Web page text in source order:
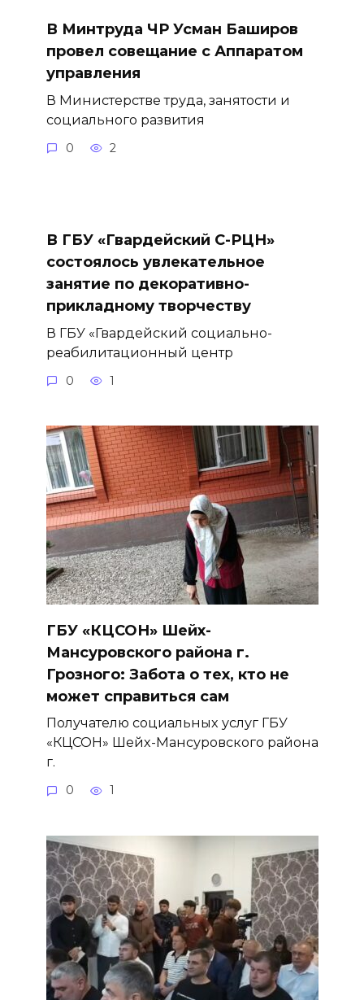
В Минтруда ЧР Усман Баширов
провел совещание с Аппаратом
управления
В Министерстве труда, занятости и
социального развития
0 2
В ГБУ «Гвардейский С-РЦН»
состоялось увлекательное
занятие по декоративно-
прикладному творчеству
В ГБУ «Гвардейский социально-
реабилитационный центр
0 1
ГБУ «КЦСОН» Шейх-
Мансуровского района г.
Грозного: Забота о тех, кто не
может справиться сам
Получателю социальных услуг ГБУ
«КЦСОН» Шейх-Мансуровского района
г.
0 1